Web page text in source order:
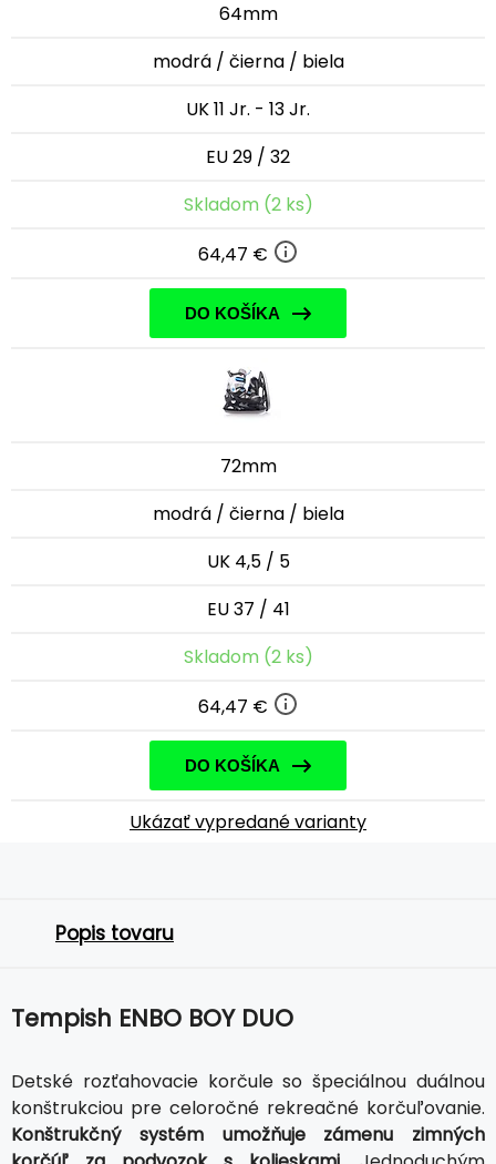
64mm
modrá / čierna / biela
UK 11 Jr. - 13 Jr.
EU 29 / 32
Skladom (2 ks)
64,47 €
DO KOŠÍKA
72mm
modrá / čierna / biela
UK 4,5 / 5
EU 37 / 41
Skladom (2 ks)
64,47 €
DO KOŠÍKA
Ukázať vypredané varianty
Popis tovaru
Tempish ENBO BOY DUO
Detské rozťahovacie korčule so špeciálnou duálnou
konštrukciou pre celoročné rekreačné korčuľovanie.
Konštrukčný systém umožňuje zámenu zimných